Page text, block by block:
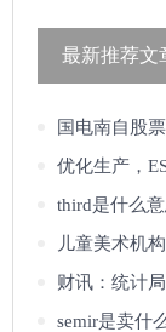
最新推荐文
国电南自股
优化生产，ESD
third是什么意
儿童美术机
财讯：统计局
semir是卖什